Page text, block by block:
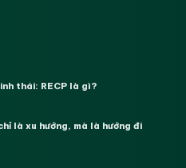
thái: RECP là gì?
là xu hướng, mà là hướng đi